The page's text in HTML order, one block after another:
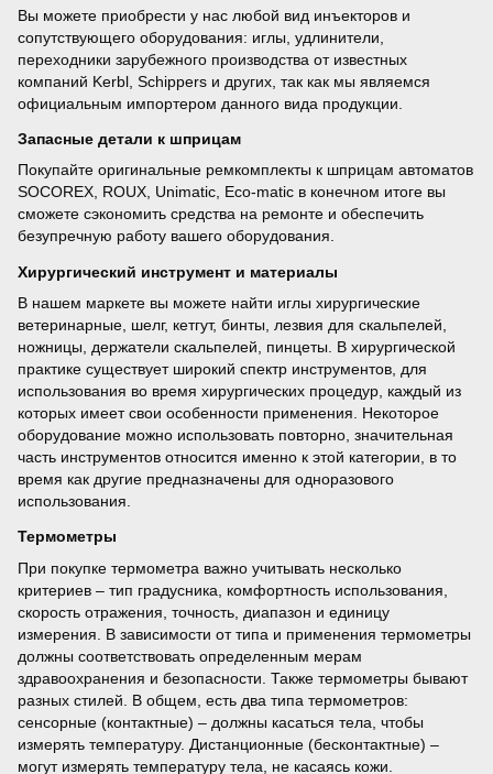
Вы можете приобрести у нас любой вид инъекторов и
сопутствующего оборудования: иглы, удлинители,
переходники зарубежного производства от известных
компаний Kerbl, Schippers и других, так как мы являемся
официальным импортером данного вида продукции.
Запасные детали к шприцам
Покупайте оригинальные ремкомплекты к шприцам автоматов
SOCOREX, ROUX, Unimatic, Eco-matic в конечном итоге вы
сможете сэкономить средства на ремонте и обеспечить
безупречную работу вашего оборудования.
Хирургический инструмент и материалы
В нашем маркете вы можете найти иглы хирургические
ветеринарные, шелг, кетгут, бинты, лезвия для скальпелей,
ножницы, держатели скальпелей, пинцеты. В хирургической
практике существует широкий спектр инструментов, для
использования во время хирургических процедур, каждый из
которых имеет свои особенности применения. Некоторое
оборудование можно использовать повторно, значительная
часть инструментов относится именно к этой категории, в то
время как другие предназначены для одноразового
использования.
Термометры
При покупке термометра важно учитывать несколько
критериев – тип градусника, комфортность использования,
скорость отражения, точность, диапазон и единицу
измерения. В зависимости от типа и применения термометры
должны соответствовать определенным мерам
здравоохранения и безопасности. Также термометры бывают
разных стилей. В общем, есть два типа термометров:
сенсорные (контактные) – должны касаться тела, чтобы
измерять температуру. Дистанционные (бесконтактные) –
могут измерять температуру тела, не касаясь кожи.